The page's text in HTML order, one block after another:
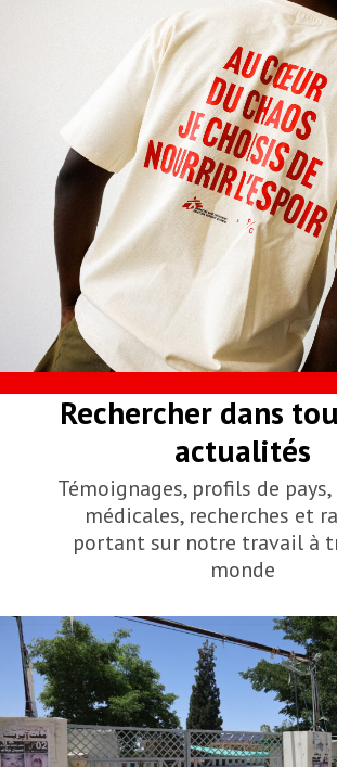
Rechercher dans
actualités
Témoignages, profils de
médicales, recherches et
portant sur notre travail à
monde